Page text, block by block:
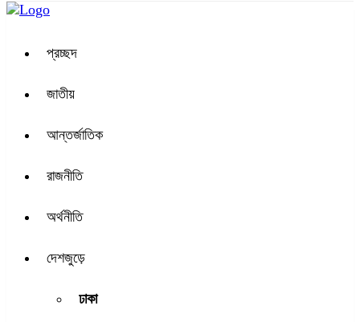
প্রচ্ছদ
জাতীয়
আন্তর্জাতিক
রাজনীতি
অর্থনীতি
দেশজুড়ে
ঢাকা